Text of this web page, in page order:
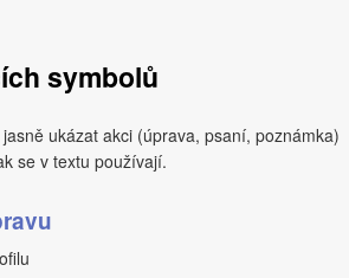
symbolů
ukázat akci (úprava, psaní, poznámka)
se v textu používají.